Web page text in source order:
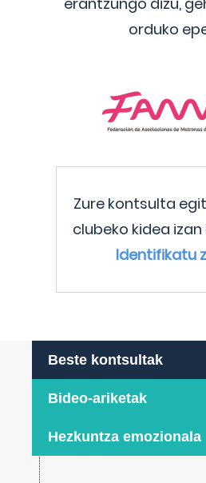
orduko
Zure kontsulta
clubeko kidea
Identifikatu
Beste kontsultak
Bideo-ariketak
Hezkuntza emozionala